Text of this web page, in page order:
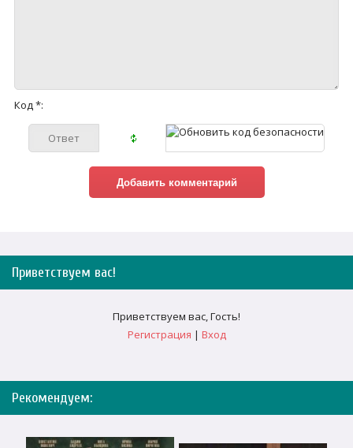
Код *:
Приветствуем вас!
Приветствуем вас,Гость!
Регистрация | Вход
Рекомендуем: